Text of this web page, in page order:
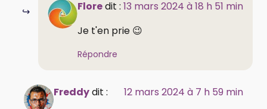
Floredit : 13 mars 2024 à 18 h 51 min
Je t'en prie 😉
Répondre
Freddydit :
12 mars 2024 à 7 h 59 min